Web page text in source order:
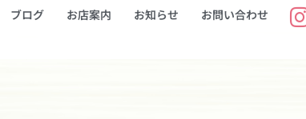
ブログ お店案内 お知らせ お問い合わせ